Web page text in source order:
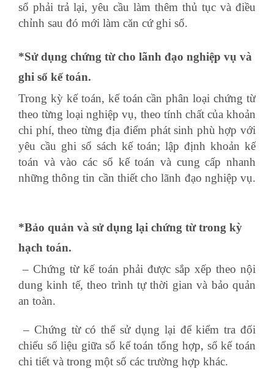
sổ phải trả lại, yêu cầu làm thêm thủ tục và điều
chỉnh sau đó mới làm căn cứ ghi sổ.
*Sử dụng chứng từ cho lãnh đạo nghiệp vụ và
ghi sổ kế toán.
Trong kỳ kế toán, kế toán cần phân loại chứng từ
theo từng loại nghiệp vụ, theo tính chất của khoản
chi phí, theo từng địa điểm phát sinh phù hợp với
yêu cầu ghi sổ sách kế toán; lập định khoản kế
toán và vào các sổ kế toán và cung cấp nhanh
những thông tin cần thiết cho lãnh đạo nghiệp vụ.
*Bảo quản và sử dụng lại chứng từ trong kỳ
hạch toán.
– Chứng từ kế toán phải được sắp xếp theo nội
dung kinh tế, theo trình tự thời gian và bảo quản
an toàn.
– Chứng từ có thể sử dụng lại để kiểm tra đối
chiếu số liệu giữa sổ kế toán tổng hợp, sổ kế toán
chi tiết và trong một số các trường hợp khác.